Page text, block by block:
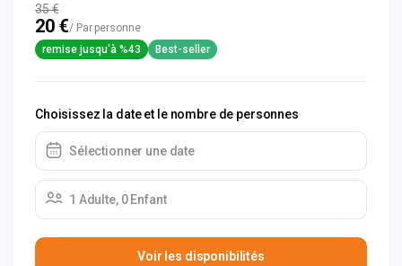
35 €
20 €/ Par personne
remise jusqu'à %43
Best-seller
Choisissez la date et le nombre de personnes
Sélectionner une date
1 Adulte, 0 Enfant
Voir les disponibilités